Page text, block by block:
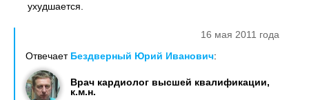
ухудшается.
16 мая 2011 года
Отвечает Бездверный Юрий Иванович:
Врач кардиолог высшей квалификации,
к.м.н.